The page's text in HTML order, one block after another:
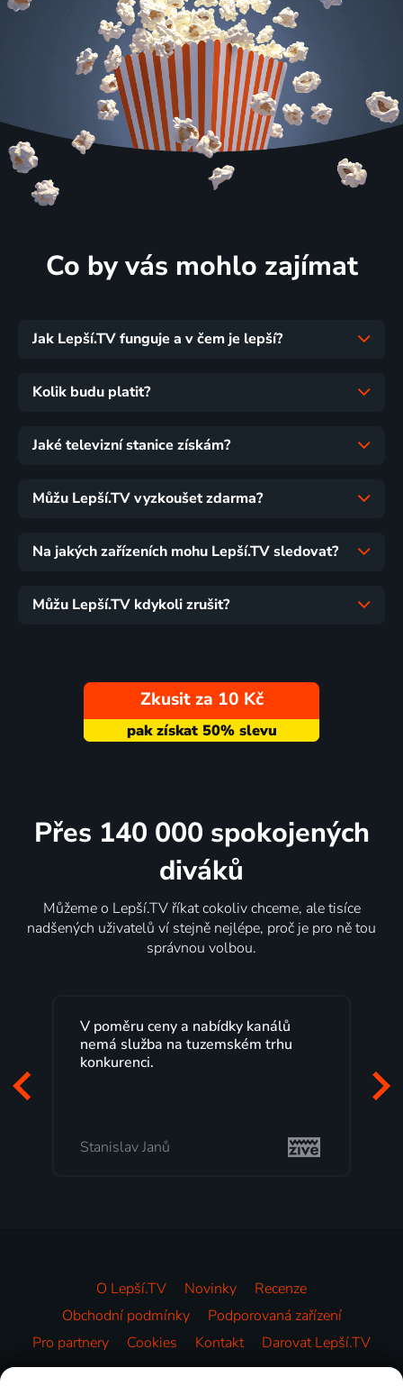
Co by vás mohlo zajímat
Jak Lepší.TV funguje a v čem je lepší?
Kolik budu platit?
Jaké televizní stanice získám?
Můžu Lepší.TV vyzkoušet zdarma?
Na jakých zařízeních mohu Lepší.TV sledovat?
Můžu Lepší.TV kdykoli zrušit?
Zkusit za 10 Kč
Přes 140 000 spokojených
diváků
Můžeme o Lepší.TV říkat cokoliv chceme, ale tisíce
nadšených uživatelů ví stejně nejlépe, proč je pro ně tou
správnou volbou.
V poměru ceny a nabídky kanálů
nemá služba na tuzemském trhu
konkurenci.
Stanislav Janů
O Lepší.TV Novinky
Recenze
Obchodní podmínky
Podporovaná zařízení
Pro partnery
Cookies Kontakt Darovat Lepší.TV